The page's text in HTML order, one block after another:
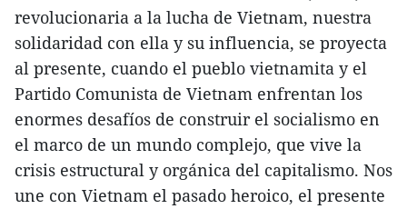
revolucionaria a la lucha de Vietnam, nuestra
solidaridad con ella y su influencia, se proyecta
al presente, cuando el pueblo vietnamita y el
Partido Comunista de Vietnam enfrentan los
enormes desafíos de construir el socialismo en
el marco de un mundo complejo, que vive la
crisis estructural y orgánica del capitalismo. Nos
une con Vietnam el pasado heroico, el presente